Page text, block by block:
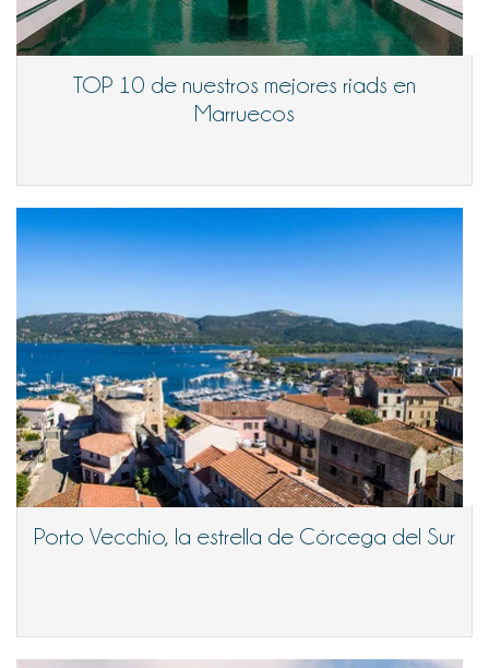
TOP 10 de nuestros mejores riads en
Marruecos
Porto Vecchio, la estrella de Córcega del Sur